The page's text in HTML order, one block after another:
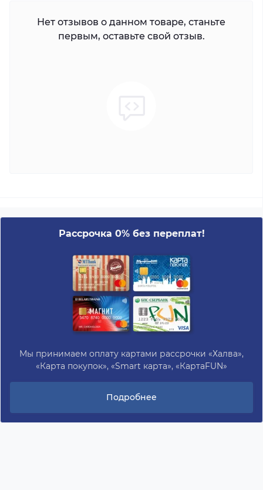
Нет отзывов о данном товаре, станьте
первым, оставьте свой отзыв.
Рассрочка 0% без переплат!
Мы принимаем оплату картами рассрочки «Халва»,
«Карта покупок», «Smart карта», «КартаFUN»
Подробнее